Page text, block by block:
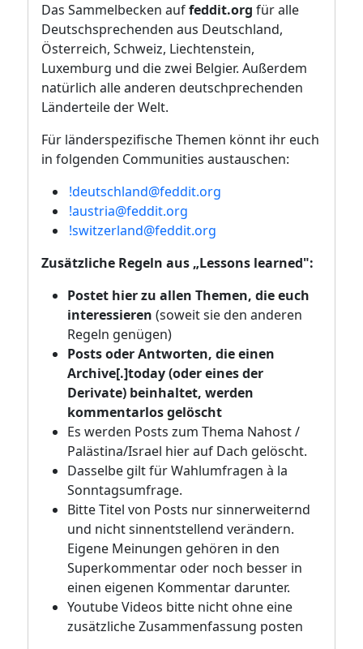
Das Sammelbecken auffeddit.org für alle
Deutschsprechenden aus Deutschland,
Österreich, Schweiz, Liechtenstein,
Luxemburg und die zwei Belgier. Außerdem
natürlich alle anderen deutschprechenden
Länderteile der Welt.
Für länderspezifische Themen könnt ihr euch
in folgenden Communities austauschen:
!deutschland@feddit.org
!austria@feddit.org
!switzerland@feddit.org
Zusätzliche Regeln aus „Lessons learned":
Postet hier zu allen Themen, die euch
interessieren (soweit sie den anderen
Regeln genügen)
Posts oder Antworten, die einen
Archive[.]today (oder eines der
Derivate) beinhaltet, werden
kommentarlos gelöscht
Es werden Posts zum Thema Nahost /
Palästina/Israel hier auf Dach gelöscht.
Dasselbe gilt für Wahlumfragen à la
Sonntagsumfrage.
Bitte Titel von Posts nur sinnerweiternd
und nicht sinnentstellend verändern.
Eigene Meinungen gehören in den
Superkommentar oder noch besser in
einen eigenen Kommentar darunter.
Youtube Videos bitte nicht ohne eine
zusätzliche Zusammenfassung posten